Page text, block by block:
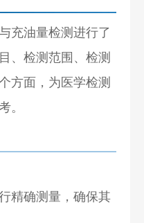
充油量检测进行了
、检测范围、检测
方面，为医学检测
。
精确测量，确保其